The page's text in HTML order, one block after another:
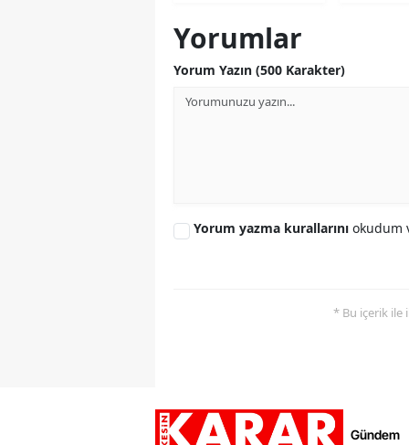
Yorumlar
Yorum Yazın (500 Karakter)
Yorum yazma kurallarını okudum
* Bu içerik ile
Gündem